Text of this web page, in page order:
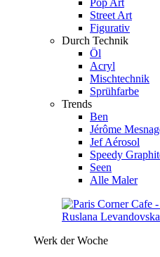
Street Art
Figurativ
Durch Technik
Öl
Acryl
Mischtechnik
Sprühfarbe
Trends
Ben
Jérôme
Jef Aérosol
Speedy
Seen
Alle Maler
Werk der Woche